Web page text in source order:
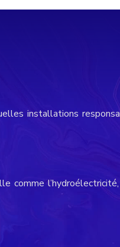
installations
comme